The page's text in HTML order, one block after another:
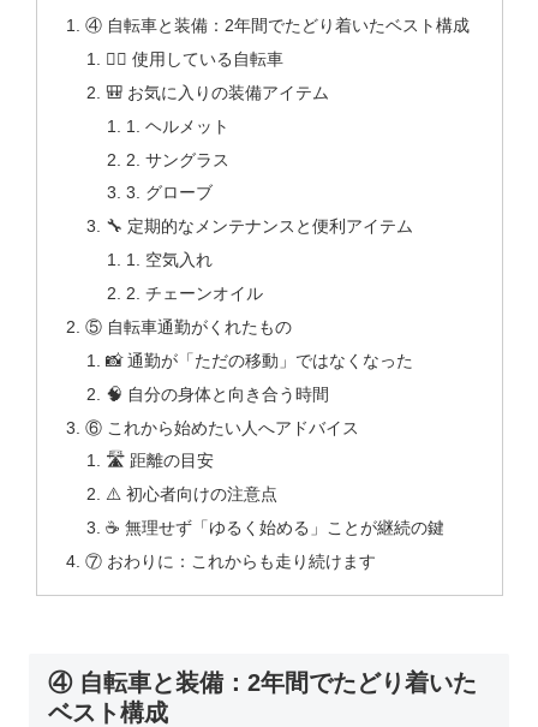
④ 自転車と装備：2年間でたどり着いたベスト構成
🚴‍♂️ 使用している自転車
🎒 お気に入りの装備アイテム
1. ヘルメット
2. サングラス
3. グローブ
🔧 定期的なメンテナンスと便利アイテム
1. 空気入れ
2. チェーンオイル
⑤ 自転車通勤がくれたもの
📸 通勤が「ただの移動」ではなくなった
🧠 自分の身体と向き合う時間
⑥ これから始めたい人へアドバイス
🛣 距離の目安
⚠️ 初心者向けの注意点
☕ 無理せず「ゆるく始める」ことが継続の鍵
⑦ おわりに：これからも走り続けます
④ 自転車と装備：2年間でたどり着いた
ベスト構成